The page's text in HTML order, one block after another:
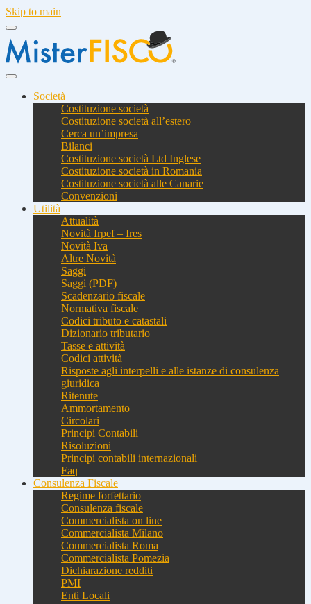
Skip to main
Società
Costituzione società
Costituzione società all’estero
Cerca un’impresa
Bilanci
Costituzione società Ltd Inglese
Costituzione società in Romania
Costituzione società alle Canarie
Convenzioni
Utilità
Attualità
Novità Irpef – Ires
Novità Iva
Altre Novità
Saggi
Saggi (PDF)
Scadenzario fiscale
Normativa fiscale
Codici tributo e catastali
Dizionario tributario
Tasse e attività
Codici attività
Risposte agli interpelli e alle istanze di consulenza
giuridica
Ritenute
Ammortamento
Circolari
Principi Contabili
Risoluzioni
Principi contabili internazionali
Faq
Consulenza Fiscale
Regime forfettario
Consulenza fiscale
Commercialista on line
Commercialista Milano
Commercialista Roma
Commercialista Pomezia
Dichiarazione redditi
PMI
Enti Locali